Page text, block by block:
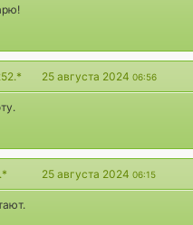
25 августа 2024 06:56
25 августа 2024 06:15